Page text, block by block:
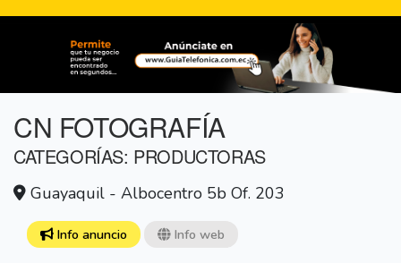
CN FOTOGRAFÍA
CATEGORÍAS: PRODUCTORAS
Guayaquil - Albocentro 5b Of. 203
Info anuncio Info web